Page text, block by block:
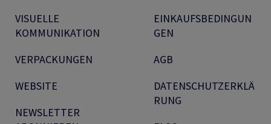
VISUELLE
KOMMUNIKATION
VERPACKUNGEN
WEBSITE
NEWSLETTER
EINKAUFSBEDINGUN
GEN
AGB
DATENSCHUTZERKLÄ
RUNG